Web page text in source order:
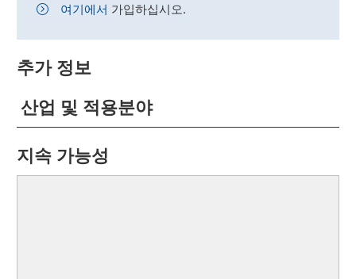
여기에서 가입하십시오.
추가 정보
산업 및 적용분야
지속 가능성